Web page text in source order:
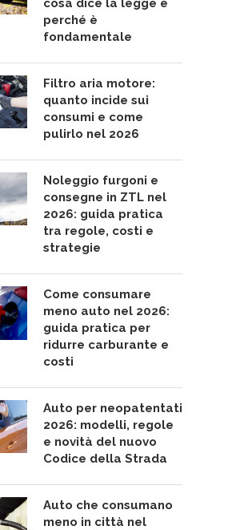
cosa dice la legge e
perché è
fondamentale
Filtro aria motore:
quanto incide sui
consumi e come
pulirlo nel 2026
Noleggio furgoni e
consegne in ZTL nel
2026: guida pratica
tra regole, costi e
strategie
Come consumare
meno auto nel 2026:
guida pratica per
ridurre carburante e
costi
Auto per neopatentati
2026: modelli, regole
e novità del nuovo
Codice della Strada
Auto che consumano
meno in città nel